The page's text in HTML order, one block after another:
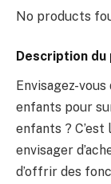
No products
Description du
Envisagez-
enfants pour
enfants ?
envisager
d’offrir des